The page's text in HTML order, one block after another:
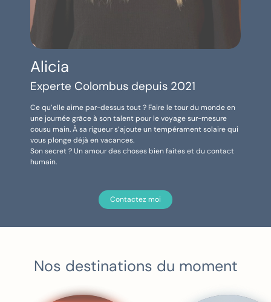
Alicia
Experte Colombus depuis 2021
Ce qu’elle aime par-dessus tout ? Faire le tour du monde en
une journée grâce à son talent pour le voyage sur-mesure
cousu main. À sa rigueur s’ajoute un tempérament solaire qui
vous plonge déjà en vacances.
Son secret ? Un amour des choses bien faites et du contact
humain.
Contactez moi
Nos destinations du moment